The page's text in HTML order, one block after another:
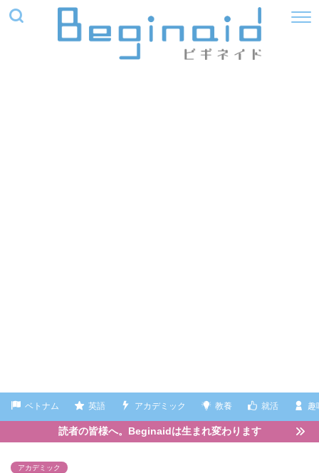
ベトナム 英語 アカデミック 教養 就活 趣
読者の皆様へ。Beginaidは生まれ変わります
アカデミック